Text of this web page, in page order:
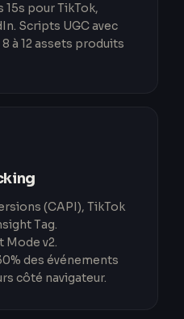
pour TikTok,
Scripts UGC avec
à 12 assets produits
(CAPI), TikTok
Tag.
Mode v2.
des événements
côté navigateur.